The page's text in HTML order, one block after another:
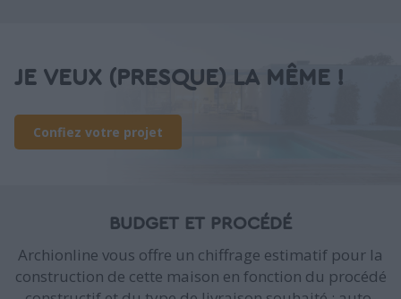
JE VEUX (PRESQUE) LA MÊME !
Confiez votre projet
BUDGET ET PROCÉDÉ
Archionline vous offre un chiffrage estimatif pour la
construction de cette maison en fonction du procédé